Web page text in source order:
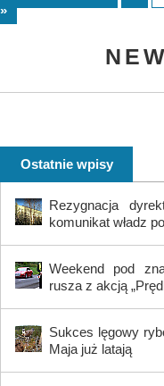
»
Ostatnie wpisy
Rezygnacja
komunikat władz
Weekend pod
rusza z akcją
Sukces lęgowy
Maja już latają